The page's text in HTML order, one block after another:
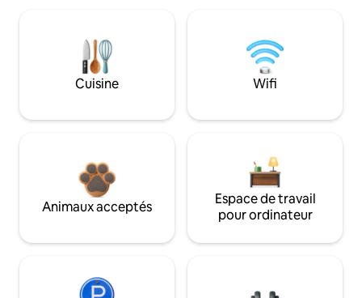
Cuisine Wifi
Animaux acceptés
Espace de travail
pour ordinateur